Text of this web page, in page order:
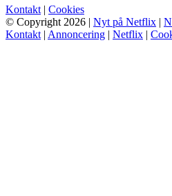
Kontakt | Cookies
© Copyright 2026 | Nyt på Netflix |
Kontakt | Annoncering | Netflix |